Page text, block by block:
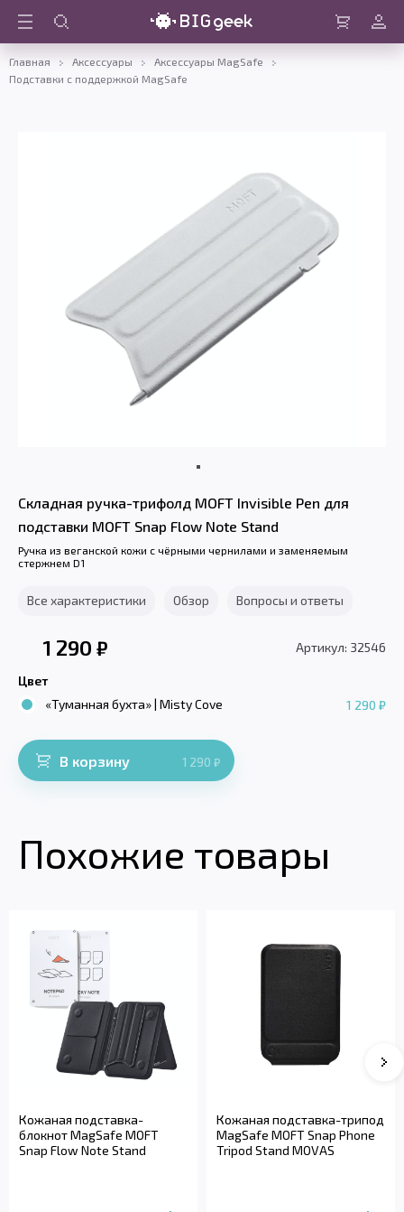
Войти
Главная Аксессуары
Аксессуары MagSafe
Подставки с поддержкой MagSafe
Складная ручка-трифолд MOFT Invisible Pen для
подставки MOFT Snap Flow Note Stand
Ручка из веганской кожи с чёрными чернилами и заменяемым
стержнем D1
Все характеристики Обзор Вопросы и ответы
1 290 ₽ Артикул: 32546
Цвет
«Туманная бухта» | Misty Cove
1 290 ₽
В корзину 1 290 ₽
Похожие товары
Кожаная подставка-
блокнот MagSafe MOFT
Snap Flow Note Stand
Кожаная подставка-трипод
MagSafe MOFT Snap Phone
Tripod Stand MOVAS